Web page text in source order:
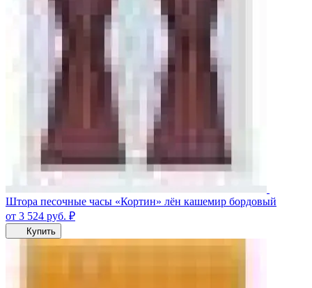
Штора песочные часы «Кортин» лён кашемир бордовый
от 3 524 руб. ₽
Купить